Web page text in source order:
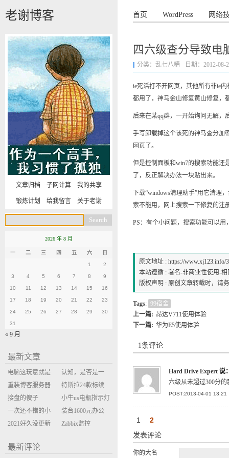
老谢博客 首页 WordPress 网络
四六级查分导致电
分类： 乱七八糟 日期：2012-08-
ie死活打不开网页，其他所有非ie
都用了，神马金山修复黄山修复，
后来在某qq群，一开始询问无解，
手写卸载掉这个该死的神马查分加
网页了。
但是控制面板和win7的搜索功能还
了，反正解决办法一块贴出来。
下载“windows清理助手”用它清
索不能用，网上搜索一下修复的注
PS：有个小问题，搜索功能可以
原文地址 :https://www.xj123.info/
本站遵循 :署名-非商业性使用-相
版权声明 : 原创文章转载时，请
Tags: 99宿舍
上一篇: 昂达V711使用体验
下一篇: 华为E5使用体验
1条评论
Hard Drive Expert 说
六级从未超过300分的
POST:2013-04-01 13:21
1 2
发表评论
你的大名
文章归档 子网计算 我的共享
锻炼计划 给我留言 关于老谢
2026 年 8 月
一 二 三 四 五 六 日
1 2
3 4 5 6 7 8 9
10 11 12 13 14 15 16
17 18 19 20 21 22 23
24 25 26 27 28 29 30
31
« 9 月
最新文章
电脑这玩意就是
缝缝补补的事
认知，是否是一
座大山？当架构
决策变成配置清
单比价
重装博客服务器
环境
特斯拉24款标续
Model Y 2万公里
使用体验
接盘的傻子
小牛us电瓶指示灯
闪三次不上电
一次还不错的小
米售后体验
装台1600元办公
主机
2021好久没更新
Zabbix监控
最新评论